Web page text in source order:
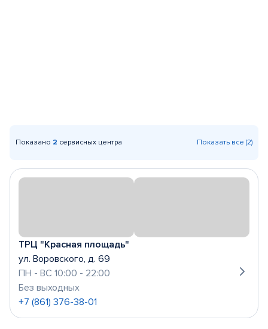
Показано 2 сервисных центра Показать все (2)
ТРЦ "Красная площадь"
ул. Воровского, д. 69
ПН - ВС 10:00 - 22:00
Без выходных
+7 (861) 376-38-01